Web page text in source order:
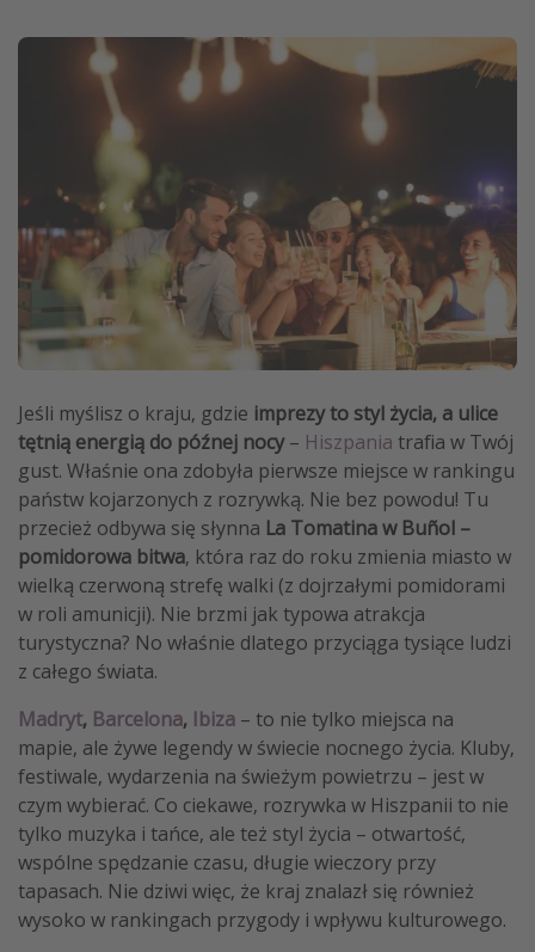
Jeśli myślisz o kraju, gdzie imprezy to styl życia, a ulice
tętnią energią do późnej nocy– Hiszpania trafia w Twój
gust. Właśnie ona zdobyła pierwsze miejsce w rankingu
państw kojarzonych z rozrywką. Nie bez powodu! Tu
przecież odbywa się słynna La Tomatina w Buñol –
pomidorowa bitwa, która raz do roku zmienia miasto w
wielką czerwoną strefę walki (z dojrzałymi pomidorami
w roli amunicji). Nie brzmi jak typowa atrakcja
turystyczna? No właśnie dlatego przyciąga tysiące ludzi
z całego świata.
Madryt, Barcelona, Ibiza – to nie tylko miejsca na
mapie, ale żywe legendy w świecie nocnego życia. Kluby,
festiwale, wydarzenia na świeżym powietrzu – jest w
czym wybierać. Co ciekawe, rozrywka w Hiszpanii to nie
tylko muzyka i tańce, ale też styl życia – otwartość,
wspólne spędzanie czasu, długie wieczory przy
tapasach. Nie dziwi więc, że kraj znalazł się również
wysoko w rankingach przygody i wpływu kulturowego.